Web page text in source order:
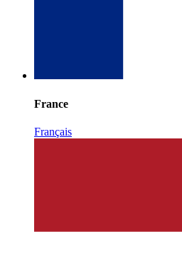
France
Français